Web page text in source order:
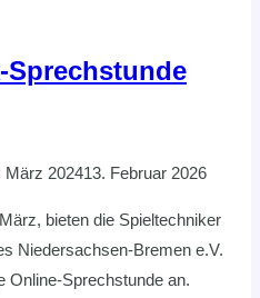
März 202413. Februar 2026
bieten die Spieltechniker
Niedersachsen-Bremen e.V.
Online-Sprechstunde an.